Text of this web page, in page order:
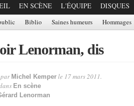
EN SCÈNE L'ÉQUIPE DISQUES
Biblio Saines humeurs Hommages
Lenorman, dis
Michel Kemper le 17 mars 2011.
En scène
Lenorman